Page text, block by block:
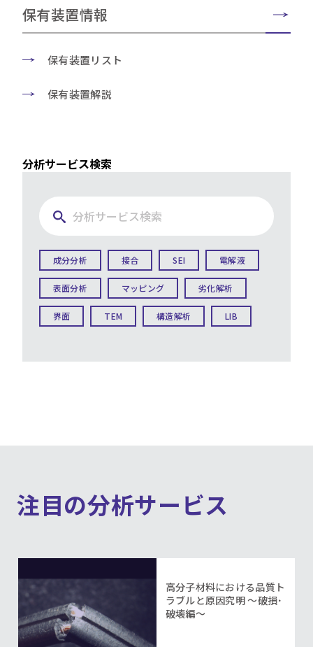
保有装置情報
保有装置リスト
保有装置解説
分析サービス検索
成分分析 接合 SEI 電解液
表面分析 マッピング 劣化解析
界面 TEM 構造解析 LIB
注目の分析サービス
高分子材料における品質ト
ラブルと原因究明 ～破損･
破壊編～